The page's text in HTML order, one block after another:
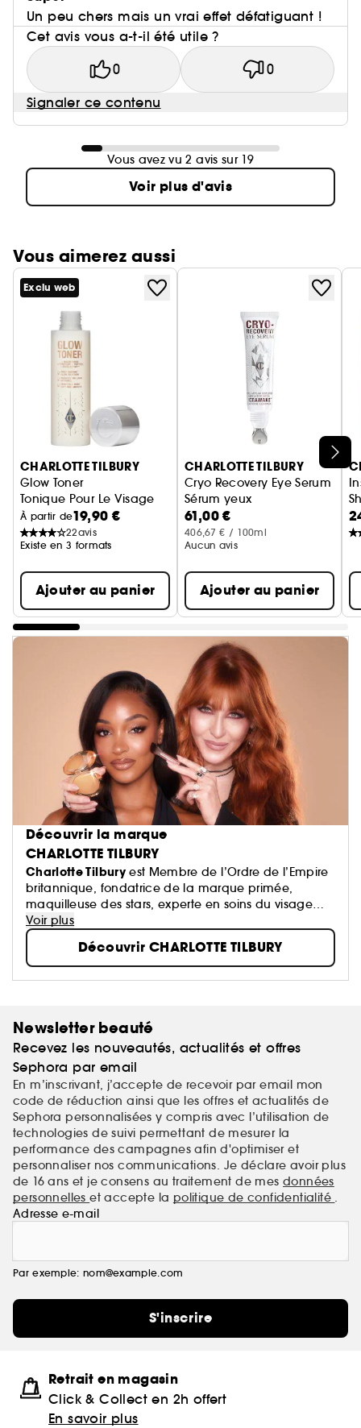
Un peu chers mais un vrai effet défatiguant !
Cet avis vous a-t-il été utile ?
0 0
Signaler ce contenu
Vous avez vu 2 avis sur 19
Voir plus d'avis
Vous aimerez aussi
Ignorer le carrousel produits
Exclu web
CHARLOTTE TILBURY
Glow Toner
Tonique Pour Le Visage
À partir de19,90 €
22avis
Existe en 3 formats
Ajouter au panier
CHARLOTTE TILBURY
Cryo Recovery Eye Serum
Sérum yeux
61,00 €
406,67 € / 100ml
Aucun avis
Ajouter au panier
Découvrir la marque
CHARLOTTE TILBURY
Charlotte Tilburyest Membre de l’Ordre de l’Empire
britannique, fondatrice de la marque primée,
maquilleuse des stars, experte en soins du visage
performants + créatrice de parfums innovants !
Voir plus
Découvrir CHARLOTTE TILBURY
Newsletter beauté
Recevez les nouveautés, actualités et offres
Sephora par email
En m’inscrivant, j’accepte de recevoir par email mon
code de réduction ainsi que les offres et actualités de
Sephora personnalisées y compris avec l’utilisation de
technologies de suivi permettant de mesurer la
performance des campagnes afin d'optimiser et
personnaliser nos communications. Je déclare avoir plus
de 16 ans et je consens au traitement de mes données
personnelleset accepte la politique de confidentialité .
Adresse e-mail
Par exemple: nom@example.com
S'inscrire
Retrait en magasin
Click & Collect en 2h offert
En savoir plus